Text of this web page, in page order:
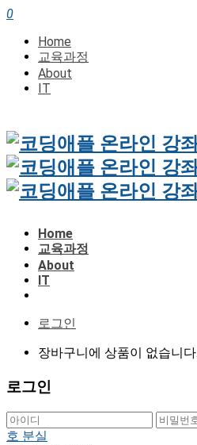
0
Home
교육과정
About
IT
Home
교육과정
About
IT
로그인
장바구니에 상품이 없습니다.
로그인
호 분실